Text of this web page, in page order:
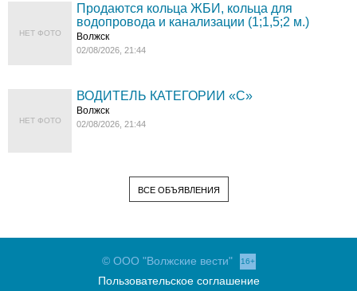
НЕТ ФОТО
Продаются кольца ЖБИ, кольца для
водопровода и канализации (1;1,5;2 м.)
Волжск
02/08/2026, 21:44
НЕТ ФОТО
ВОДИТЕЛЬ КАТЕГОРИИ «C»
Волжск
02/08/2026, 21:44
ВСЕ ОБЪЯВЛЕНИЯ
© ООО "Волжские вести" 16+
Пользовательское соглашение